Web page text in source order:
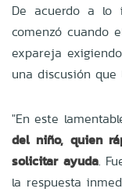
De acuerdo a lo
comenzó cuando
expareja
una discusión que
"En este
del niño, quien
solicitar ayuda.
la respuesta